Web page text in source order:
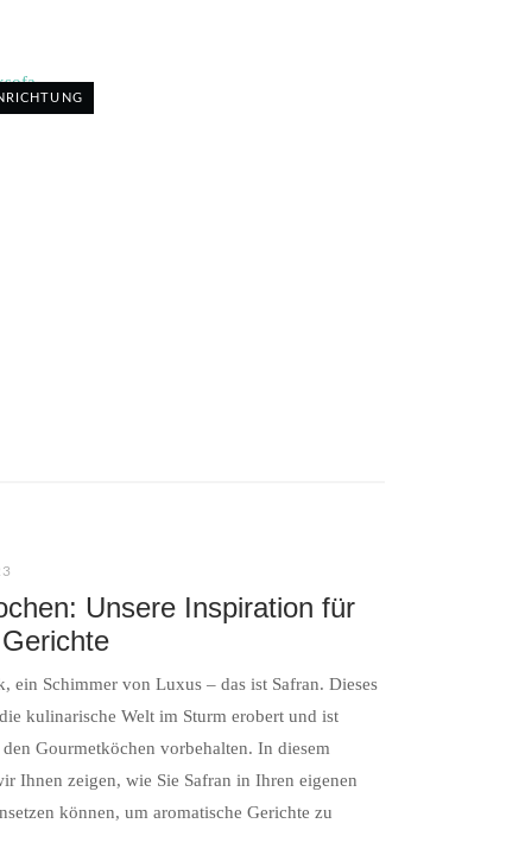
Unsere Inspiration für
ein Schimmer von Luxus – das ist Safran. Dieses
kulinarische Welt im Sturm erobert und ist
Gourmetköchen vorbehalten. In diesem
Ihnen zeigen, wie Sie Safran in Ihren eigenen
können, um aromatische Gerichte zu